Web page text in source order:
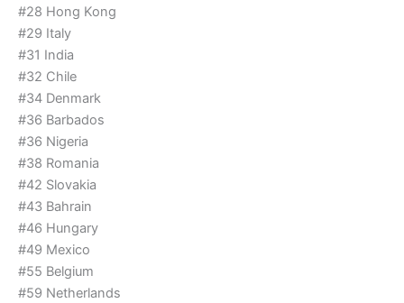
#28 Hong Kong
#29 Italy
#31 India
#32 Chile
#34 Denmark
#36 Barbados
#36 Nigeria
#38 Romania
#42 Slovakia
#43 Bahrain
#46 Hungary
#49 Mexico
#55 Belgium
#59 Netherlands